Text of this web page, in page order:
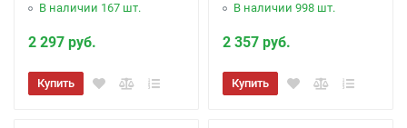
В наличии 167 шт.
2 297 руб.
Купить
В наличии 998 шт.
2 357 руб.
Купить